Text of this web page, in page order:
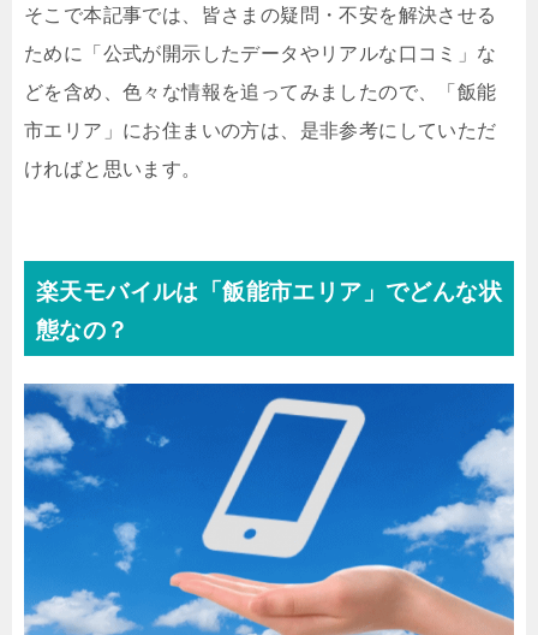
そこで本記事では、皆さまの疑問・不安を解決させる
ために「公式が開示したデータやリアルな口コミ」な
どを含め、色々な情報を追ってみましたので、「飯能
市エリア」にお住まいの方は、是非参考にしていただ
ければと思います。
楽天モバイルは「飯能市エリア」でどんな状
態なの？